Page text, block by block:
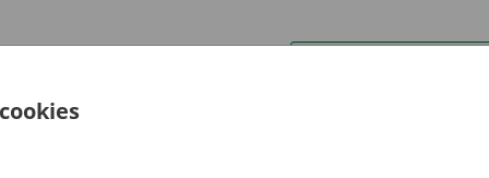
uwagi można przesyłać poprzez